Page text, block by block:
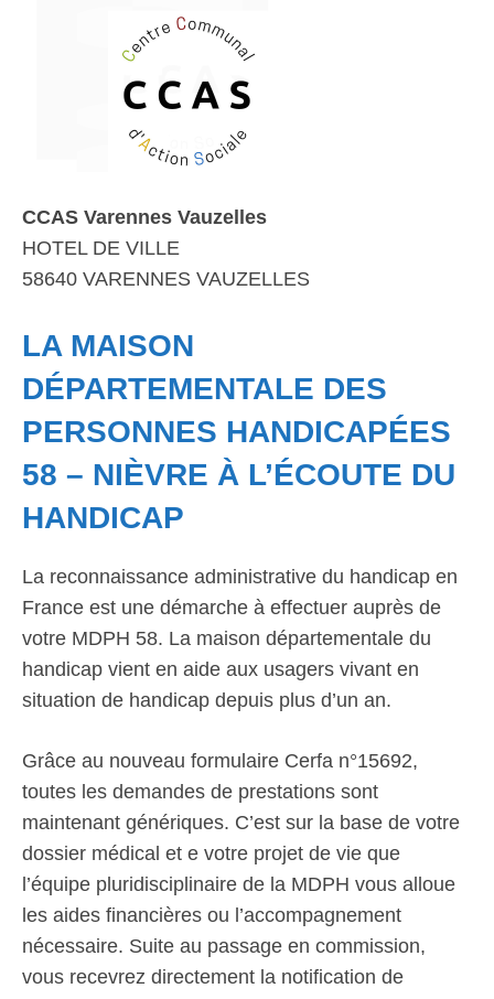
CCAS Varennes Vauzelles
HOTEL DE VILLE
58640 VARENNES VAUZELLES
LA MAISON
DÉPARTEMENTALE DES
PERSONNES HANDICAPÉES
58 – NIÈVRE À L’ÉCOUTE DU
HANDICAP
La reconnaissance administrative du handicap en
France est une démarche à effectuer auprès de
votre MDPH 58. La maison départementale du
handicap vient en aide aux usagers vivant en
situation de handicap depuis plus d’un an.
Grâce au nouveau formulaire Cerfa n°15692,
toutes les demandes de prestations sont
maintenant génériques. C’est sur la base de votre
dossier médical et e votre projet de vie que
l’équipe pluridisciplinaire de la MDPH vous alloue
les aides financières ou l’accompagnement
nécessaire. Suite au passage en commission,
vous recevrez directement la notification de